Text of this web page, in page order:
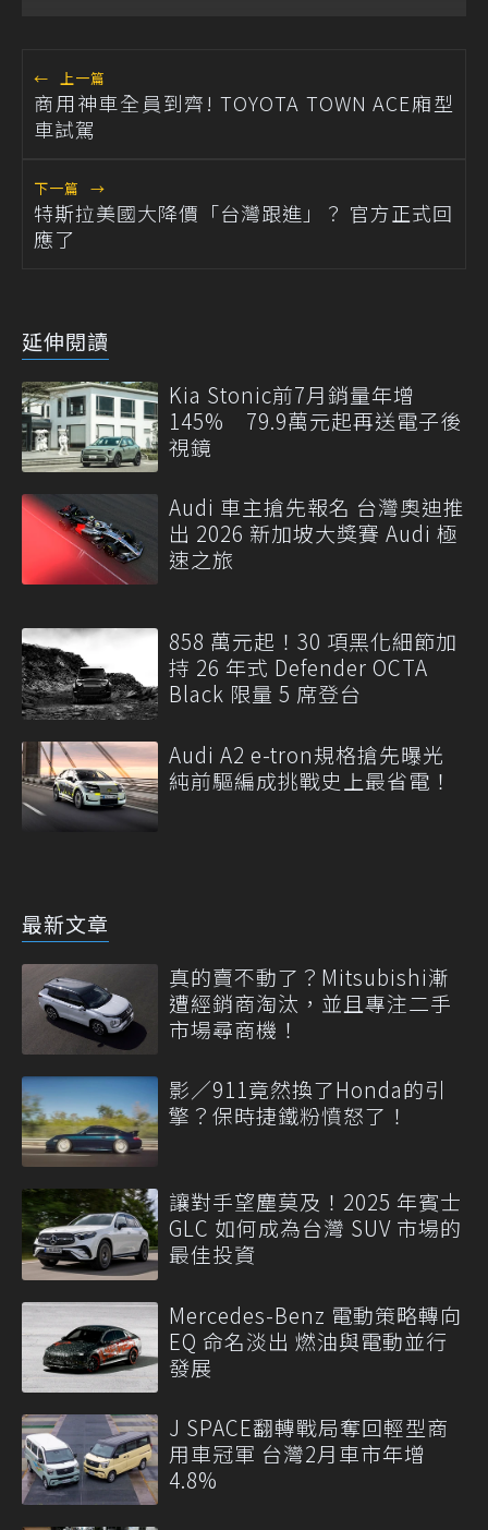
← 上一篇
商用神車全員到齊! TOYOTA TOWN ACE廂型
車試駕
下一篇 →
特斯拉美國大降價「台灣跟進」？ 官方正式回
應了
延伸閱讀
Kia Stonic前7月銷量年增
145% 79.9萬元起再送電子後
視鏡
Audi 車主搶先報名 台灣奧迪推
出 2026 新加坡大獎賽 Audi 極
速之旅
858 萬元起！30 項黑化細節加
持 26 年式 Defender OCTA
Black 限量 5 席登台
Audi A2 e-tron規格搶先曝光
純前驅編成挑戰史上最省電！
最新文章
真的賣不動了？Mitsubishi漸
遭經銷商淘汰，並且專注二手
市場尋商機！
影／911竟然換了Honda的引
擎？保時捷鐵粉憤怒了！
讓對手望塵莫及！2025 年賓士
GLC 如何成為台灣 SUV 市場的
最佳投資
Mercedes-Benz 電動策略轉向
EQ 命名淡出 燃油與電動並行
發展
J SPACE翻轉戰局奪回輕型商
用車冠軍 台灣2月車市年增
4.8%